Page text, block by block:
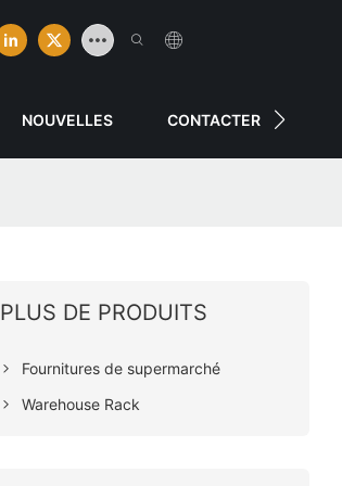
NOUVELLES CONTACTER
PLUS DE PRODUITS
Fournitures de supermarché
Warehouse Rack